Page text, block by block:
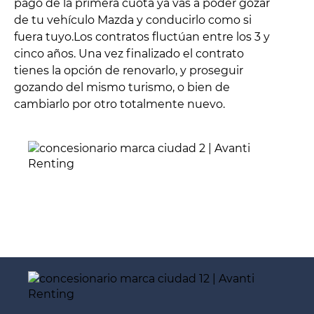
pago de la primera cuota ya vas a poder gozar
de tu vehículo Mazda y conducirlo como si
fuera tuyo.Los contratos fluctúan entre los 3 y
cinco años. Una vez finalizado el contrato
tienes la opción de renovarlo, y proseguir
gozando del mismo turismo, o bien de
cambiarlo por otro totalmente nuevo.